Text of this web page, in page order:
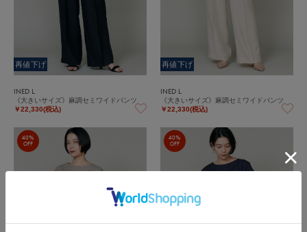
再値下げ
INED L
《大きいサイズ》麻調セミワイドパンツ
￥22,330(税込)
再値下げ
INED L
《大きいサイズ》麻調セミワイドパンツ
￥22,330(税込)
40%
OFF
40%
OFF